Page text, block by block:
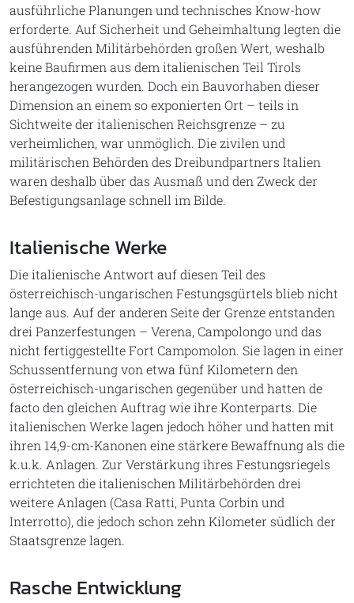
ausführliche Planungen und technisches Know-how
erforderte. Auf Sicherheit und Geheimhaltung legten die
ausführenden Militärbehörden großen Wert, weshalb
keine Baufirmen aus dem italienischen Teil Tirols
herangezogen wurden. Doch ein Bauvorhaben dieser
Dimension an einem so exponierten Ort – teils in
Sichtweite der italienischen Reichsgrenze – zu
verheimlichen, war unmöglich. Die zivilen und
militärischen Behörden des Dreibundpartners Italien
waren deshalb über das Ausmaß und den Zweck der
Befestigungsanlage schnell im Bilde.
Italienische Werke
Die italienische Antwort auf diesen Teil des
österreichisch-ungarischen Festungsgürtels blieb nicht
lange aus. Auf der anderen Seite der Grenze entstanden
drei Panzerfestungen – Verena, Campolongo und das
nicht fertiggestellte Fort Campomolon. Sie lagen in einer
Schussentfernung von etwa fünf Kilometern den
österreichisch-ungarischen gegenüber und hatten de
facto den gleichen Auftrag wie ihre Konterparts. Die
italienischen Werke lagen jedoch höher und hatten mit
ihren 14,9-cm-Kanonen eine stärkere Bewaffnung als die
k.u.k. Anlagen. Zur Verstärkung ihres Festungsriegels
errichteten die italienischen Militärbehörden drei
weitere Anlagen (Casa Ratti, Punta Corbin und
Interrotto), die jedoch schon zehn Kilometer südlich der
Staatsgrenze lagen.
Rasche Entwicklung